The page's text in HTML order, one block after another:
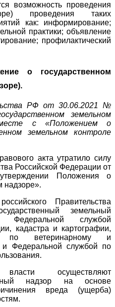
возможность проведения
проведения таких
как: информирование;
практики; объявление
профилактический
о государственном
РФ от 30.06.2021 №
земельном
с «Положением о
земельном контроле
акта утратило силу
Российской Федерации от
Положения о
надзоре».
Правительства
земельный
Федеральной службой
кадастра и картографии,
по ветеринарному и
и Федеральной службой по
осуществляют
надзор на основе
вреда (ущерба)